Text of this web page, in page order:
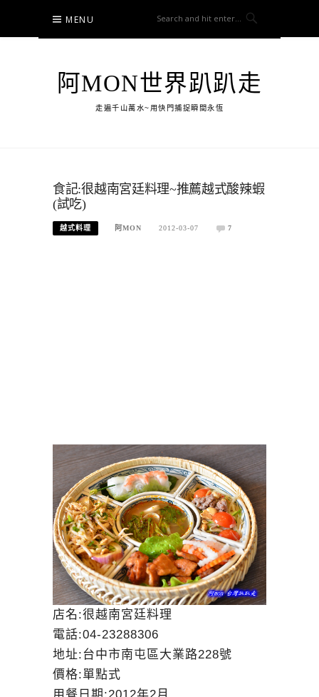
content
MENU
阿MON世界趴趴走
走遍千山萬水~用快門捕捉瞬間永恆
食記:很越南宮廷料理~推薦越式酸辣蝦
(試吃)
越式料理 阿MON 2012-03-07 7
店名:很越南宮廷料理
電話:04-23288306
地址:台中市南屯區大業路228號
價格:單點式